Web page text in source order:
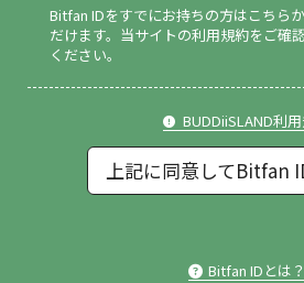
Bitfan IDをすでにお持ちの方はこちら
だけます。 当サイトの利用規約をご確
ください。
BUDDiiSLAND利
上記に同意してBitfan
Bitfan IDとは？